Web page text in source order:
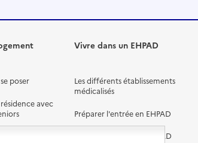
poser
avec
Vivre dans un EHPAD
Les différents établissements
médicalisés
Préparer l'entrée en EHPAD
Aides financières en EHPAD